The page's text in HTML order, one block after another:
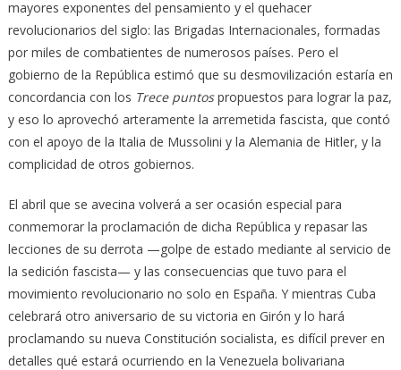
mayores exponentes del pensamiento y el quehacer
revolucionarios del siglo: las Brigadas Internacionales, formadas
por miles de combatientes de numerosos países. Pero el
gobierno de la República estimó que su desmovilización estaría en
concordancia con los Trece puntospropuestos para lograr la paz,
y eso lo aprovechó arteramente la arremetida fascista, que contó
con el apoyo de la Italia de Mussolini y la Alemania de Hitler, y la
complicidad de otros gobiernos.
El abril que se avecina volverá a ser ocasión especial para
conmemorar la proclamación de dicha República y repasar las
lecciones de su derrota —golpe de estado mediante al servicio de
la sedición fascista— y las consecuencias que tuvo para el
movimiento revolucionario no solo en España. Y mientras Cuba
celebrará otro aniversario de su victoria en Girón y lo hará
proclamando su nueva Constitución socialista, es difícil prever en
detalles qué estará ocurriendo en la Venezuela bolivariana